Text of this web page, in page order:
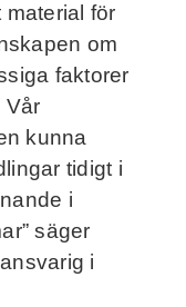
material för
om
faktorer
Vår
kunna
tidigt i
i
säger
i